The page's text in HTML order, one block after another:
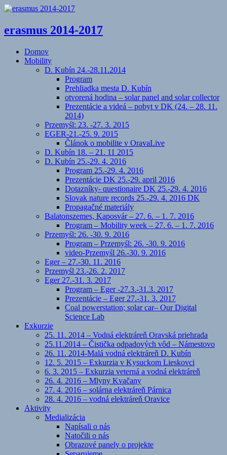
erasmus 2014-2017
Domov
Mobility
D. Kubín 24.-28.11.2014
Program
Prehliadka mesta D. Kubín
otvorená hodina – solar panel and solar collector
Prezentácie a videá – pobyt v DK (24. – 28. 11.
2014)
Przemyśl: 23. -27. 3. 2015
EGER-21.-25. 9. 2015
Článok o mobilite v OravaLive
D. Kubín 18. – 21. 11 2015
D. Kubín 25.-29. 4. 2016
Program 25.-29. 4. 2016
Prezentácie DK 25.-29. april 2016
Dotazníky- questionaire DK 25.-29. 4. 2016
Slovak nature records 25.-29. 4. 2016 DK
Propagačné materiály
Balatonszemes, Kaposvár – 27. 6. – 1. 7. 2016
Program – Mobility week – 27. 6. – 1. 7. 2016
Przemyśl: 26. -30. 9. 2016
Program – Przemyśl: 26. -30. 9. 2016
video-Przemyśl 26.-30. 9. 2016
Eger – 27.-30. 11. 2016
Przemyśl 23.-26. 2. 2017
Eger 27.-31. 3. 2017
Program – Eger -27.3.-31.3. 2017
Prezentácie – Eger 27.-31. 3. 2017
Coal powerstation; solar car– Our Digital
Science Lab
Exkurzie
25. 11. 2014 – Vodná elektráreň Oravská priehrada
25.11.2014 – Čistička odpadových vôd – Námestovo
26. 11. 2014-Malá vodná elektráreň D. Kubín
12. 5. 2015 – Exkurzia v Kysuckom Lieskovci
6. 3. 2015 – Exkurzia veterná a vodná elektráreň
26. 4. 2016 – Mlyny Kvačany
27. 4. 2016 – solárna elektráreň Párnica
28. 4. 2016 – vodná elektráreň Oravice
Aktivity
Medializácia
Napísali o nás
Natočili o nás
Obrazové panely o projekte